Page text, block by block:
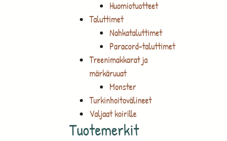
Huomiotuotteet
Taluttimet
Nahkataluttimet
Paracord-taluttimet
Treenimakkarat ja
märkäruuat
Monster
Turkinhoitovälineet
Valjaat koirille
Tuotemerkit